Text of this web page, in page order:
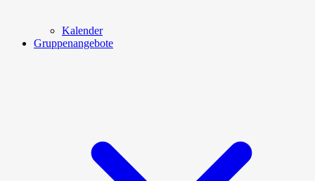
Kalender
Gruppenangebote